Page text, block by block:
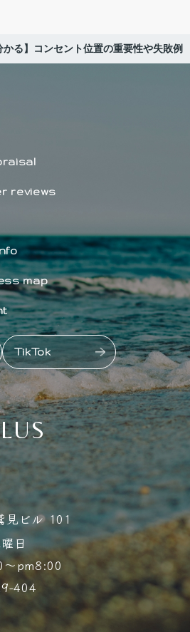
かる】コンセント位置の重要性や失敗例
reviews
map
TikTok
見ビル 101
日
～pm8:00
404